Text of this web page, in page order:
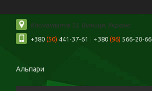
Космонавтів 53, Вінниця, Україна
+380 (50) 441-37-61 +380 (96) 566-20-66
Альпари